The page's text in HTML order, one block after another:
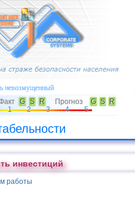
невозмущенный
G S R Прогноз G S
R
1 2 3 4 5
инвестиций
работы